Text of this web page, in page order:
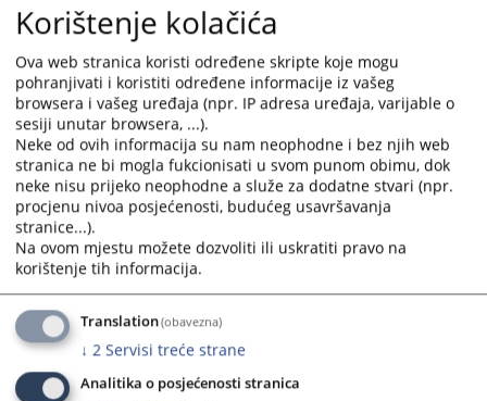
You are reading an article on Srpski jezik
Files
Mjesečni izvještaj o radu suda za april 2026. godine
187VIEWS
Korištenje kolačića
Ova web stranica koristi određene skripte koje mogu
pohranjivati i koristiti određene informacije iz vašeg
browsera i vašeg uređaja (npr. IP adresa uređaja, varijable o
sesiji unutar browsera, ...).
Neke od ovih informacija su nam neophodne i bez njih web
stranica ne bi mogla fukcionisati u svom punom obimu, dok
neke nisu prijeko neophodne a služe za dodatne stvari (npr.
procjenu nivoa posjećenosti, budućeg usavršavanja
stranice...).
Na ovom mjestu možete dozvoliti ili uskratiti pravo na
korištenje tih informacija.
Translation(obavezna)
↓ 2 Servisi treće strane
Analitika o posjećenosti stranica